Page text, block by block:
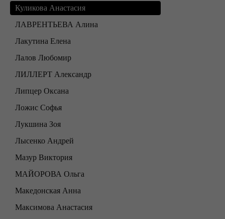
Куликова Анастасия
ЛАВРЕНТЬЕВА Алина
Лакутина Елена
Лалов Любомир
ЛИЛЛЕРТ Александр
Липцер Оксана
Ложис Софья
Лукшина Зоя
Лысенко Андрей
Мазур Виктория
МАЙОРОВА Ольга
Македонская Анна
Максимова Анастасия